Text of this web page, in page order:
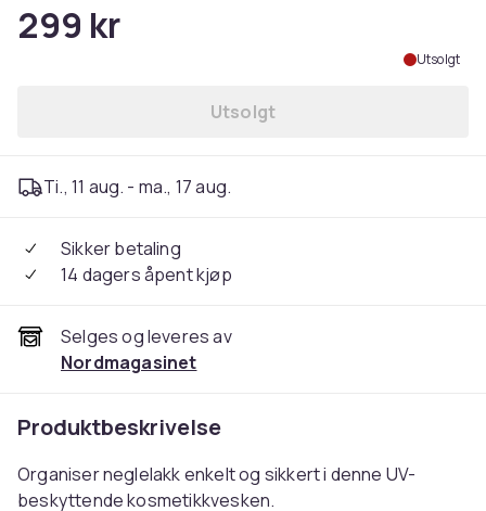
299 kr
Utsolgt
Utsolgt
Ti., 11 aug. - ma., 17 aug.
Sikker betaling
14 dagers åpent kjøp
Selges og leveres av
Nordmagasinet
Produktbeskrivelse
Organiser neglelakk enkelt og sikkert i denne UV-
beskyttende kosmetikkvesken.